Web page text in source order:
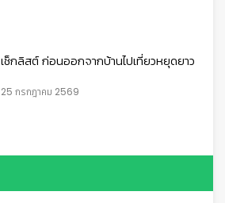
เช็กลิสต์ ก่อนออกจากบ้านไปเที่ยวหยุดยาว
25 กรกฎาคม 2569